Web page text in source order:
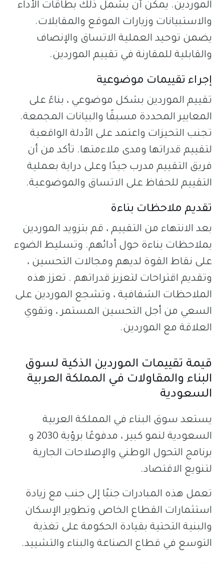
الموردين. يمكن أن يشمل ذلك بطاقات الأداء
والاستبيانات وزيارات الموقع والمقابلات.
يضمن توحيد العملية الاتساق والإنصاف
والقابلية للمقارنة في تقييم الموردين.
إجراء تقييمات موضوعية
تقييم الموردين بشكل موضوعي ، بناءً على
المعايير المحددة مسبقًا والبيانات المجمعة.
تجنب التحيزات واعتمد على الأدلة الواقعية
لتقييم قدراتها ومدى ملاءمتها. تأكد من أن
فريق التقييم مدرب جيدًا وعلى دراية بعملية
التقييم للحفاظ على الاتساق والموضوعية.
تقديم ملاحظات بناءة
بعد الانتهاء من التقييم ، قم بتزويد الموردين
بملاحظات بناءة حول أدائهم. وتسليط الضوء
على نقاط القوة لديهم ومجالات التحسين ،
وتقديم اقتراحات لتعزيز قدراتهم . تعزز هذه
الملاحظات الشفافية ، وتشجع الموردين على
السعي من أجل التحسين المستمر ، وتقوي
العلاقة مع الموردين.
قيمة تقييمات الموردين الذكية لسوق
البناء والمقاولات في المملكة العربية
السعودية
يستعد سوق البناء في المملكة العربية
السعودية لنمو كبير ، مدفوعًا برؤية 2030 و
برنامج التحول الوطني والإصلاحات الجارية
لتنويع الاقتصاد.
تعمل هذه المبادرات جنبًا إلى جنب مع زيادة
استثمارات القطاع الخاص وتطوير الإسكان
والبنية التحتية بقيادة الحكومة على تغذية
التوسع في قطاع الصناعة والبناء والتشييد.